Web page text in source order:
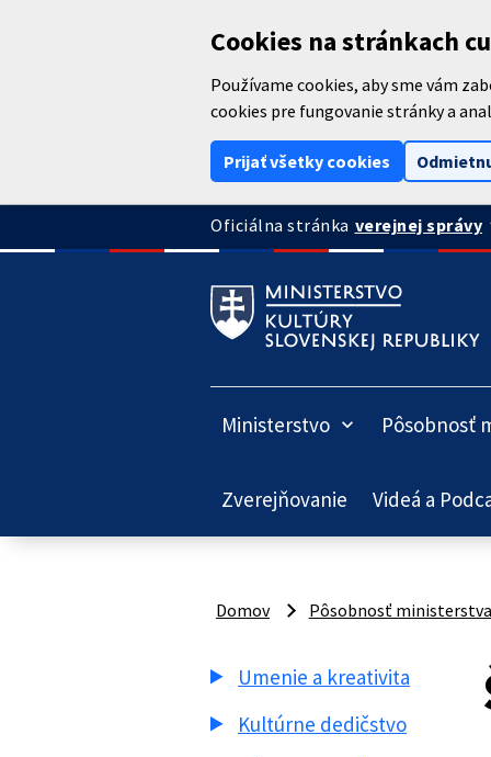
Cookies na stránkach
Používame cookies, aby sme vám
cookies pre fungovanie stránky a
Prijať všetky cookies
Oficiálna stránka verejnej správy
Ministerstvo keyboard_arrow_down Pôsobnosť
Zverejňovanie Videá a
Domov Pôsobnosť ministerstva
Umenie a kreativita
Kultúrne dedičstvo